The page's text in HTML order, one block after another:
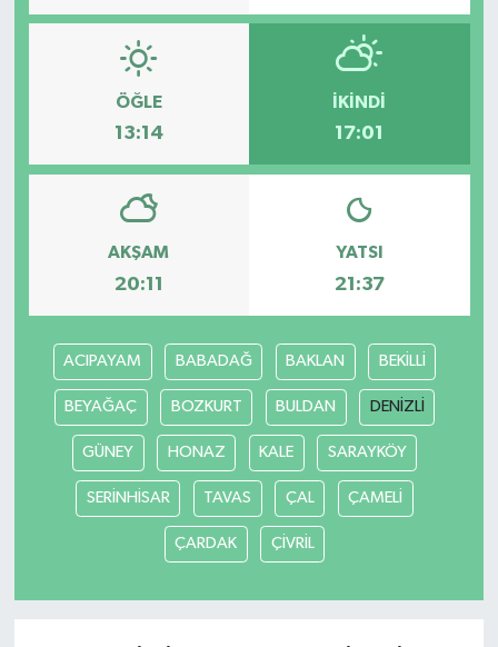
ÖĞLE
13:14
İKINDI
17:01
AKŞAM
20:11
YATSI
21:37
ACIPAYAM BABADAĞ BAKLAN BEKİLLİ
BEYAĞAÇ BOZKURT BULDAN DENİZLİ
GÜNEY HONAZ KALE SARAYKÖY
SERİNHİSAR TAVAS ÇAL ÇAMELİ
ÇARDAK ÇİVRİL